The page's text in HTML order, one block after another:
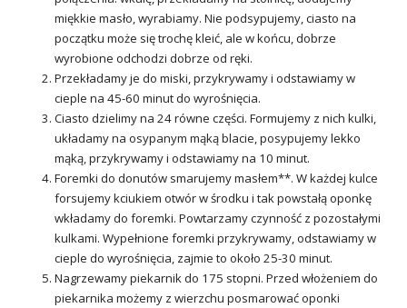
miękkie masło, wyrabiamy. Nie podsypujemy, ciasto na
początku może się trochę kleić, ale w końcu, dobrze
wyrobione odchodzi dobrze od ręki.
Przekładamy je do miski, przykrywamy i odstawiamy w
cieple na 45-60 minut do wyrośnięcia.
Ciasto dzielimy na 24 równe części. Formujemy z nich kulki,
układamy na osypanym mąką blacie, posypujemy lekko
mąką, przykrywamy i odstawiamy na 10 minut.
Foremki do donutów smarujemy masłem**. W każdej kulce
forsujemy kciukiem otwór w środku i tak powstałą oponkę
wkładamy do foremki. Powtarzamy czynność z pozostałymi
kulkami. Wypełnione foremki przykrywamy, odstawiamy w
cieple do wyrośnięcia, zajmie to około 25-30 minut.
Nagrzewamy piekarnik do 175 stopni. Przed włożeniem do
piekarnika możemy z wierzchu posmarować oponki